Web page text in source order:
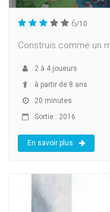
6/10
Construis comme un
2 à 4 joueurs
à partir de 8 ans
20 minutes
Sortie : 2016
En savoir plus